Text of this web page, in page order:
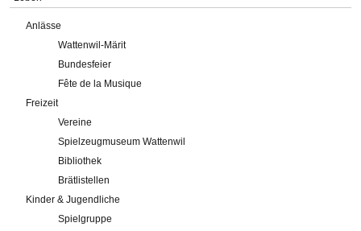
Anlässe
Wattenwil-Märit
Bundesfeier
Fête de la Musique
Freizeit
Vereine
Spielzeugmuseum Wattenwil
Bibliothek
Brätlistellen
Kinder & Jugendliche
Spielgruppe